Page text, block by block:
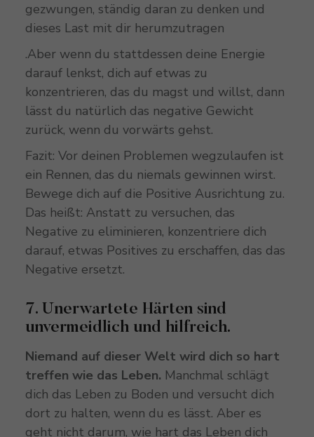
gezwungen, ständig daran zu denken und
dieses Last mit dir herumzutragen
.Aber wenn du stattdessen deine Energie
darauf lenkst, dich auf etwas zu
konzentrieren, das du magst und willst, dann
lässt du natürlich das negative Gewicht
zurück, wenn du vorwärts gehst.
Fazit: Vor deinen Problemen wegzulaufen ist
ein Rennen, das du niemals gewinnen wirst.
Bewege dich auf die Positive Ausrichtung zu.
Das heißt: Anstatt zu versuchen, das
Negative zu eliminieren, konzentriere dich
darauf, etwas Positives zu erschaffen, das das
Negative ersetzt.
7. Unerwartete Härten sind
unvermeidlich und hilfreich.
Niemand auf dieser Welt wird dich so hart
treffen wie das Leben. Manchmal schlägt
dich das Leben zu Boden und versucht dich
dort zu halten, wenn du es lässt. Aber es
geht nicht darum, wie hart das Leben dich